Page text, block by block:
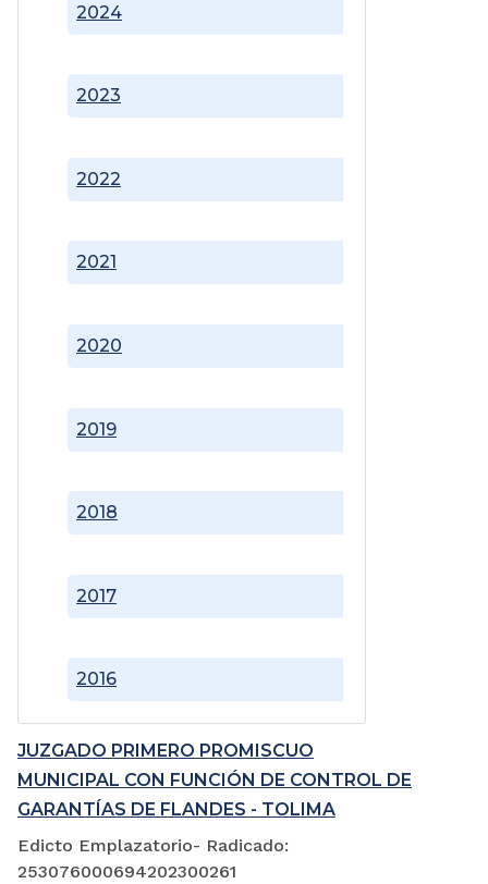
2016
2017
2018
2019
2020
2021
2022
2023
2024
JUZGADO PRIMERO PROMISCUO
MUNICIPAL CON FUNCIÓN DE CONTROL DE
GARANTÍAS DE FLANDES - TOLIMA
Edicto Emplazatorio- Radicado:
253076000694202300261